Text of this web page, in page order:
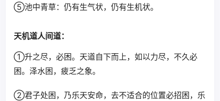
⑤池中青草：仍有生气状，仍有生机状。
天机道人间道：
①升之尽，必困。天道自下而上，如以力尽，不久必
困。泽水困，疲乏之象。
②君子处困，乃乐天安命，去不适合的位置必招困，乐